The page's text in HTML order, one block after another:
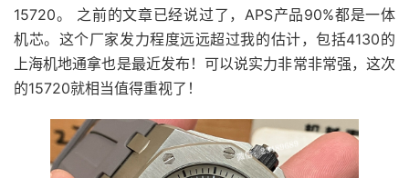
15720。 之前的文章已经说过了，APS产品90%都是一体
机芯。这个厂家发力程度远远超过我的估计，包括4130的
上海机地通拿也是最近发布！可以说实力非常非常强，这次
的15720就相当值得重视了！